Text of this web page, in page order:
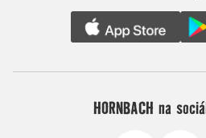
HORNBACH na